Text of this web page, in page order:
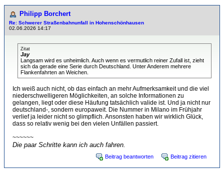
Philipp Borchert
Re: Schwerer Straßenbahnunfall in Hohenschönhausen
02.06.2026 14:17
Zitat
Jay
Langsam wird es unheimlich. Auch wenn es vermutlich reiner Zufall ist, zieht
sich da gerade eine Serie durch Deutschland. Unter Anderem mehrere
Flankenfahrten an Weichen.
Ich weiß auch nicht, ob das einfach an mehr Aufmerksamkeit und die viel
niederschwelligeren Möglichkeiten, an solche Informationen zu
gelangen, liegt oder diese Häufung tatsächlich valide ist. Und ja nicht nur
deutschland-, sondern europaweit. Die Nummer in Milano im Frühjahr
verlief ja leider nicht so glimpflich. Ansonsten haben wir wirklich Glück,
dass so relativ wenig bei den vielen Unfällen passiert.
~~~~~~
Die paar Schritte kann ich auch fahren.
Beitrag beantworten Beitrag zitieren